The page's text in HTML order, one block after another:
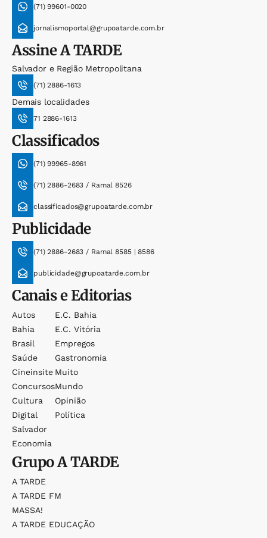
(71) 99601-0020
jornalismoportal@grupoatarde.com.br
AssineA TARDE
Salvador e Região Metropolitana
(71) 2886-1613
Demais localidades
71 2886-1613
Classificados
(71) 99965-8961
(71) 2886-2683 / Ramal 8526
classificados@grupoatarde.com.br
Publicidade
(71) 2886-2683 / Ramal 8585 | 8586
publicidade@grupoatarde.com.br
Canais e Editorias
Autos
Bahia
Brasil
Saúde
Cineinsite
Concursos
Cultura
Digital
Salvador
Economia
E.c. Bahia
E.c. Vitória
Empregos
Gastronomia
Muito
Mundo
Opinião
Política
GrupoA TARDE
A TARDE
A TARDE FM
MASSA!
A TARDE EDUCAÇÃO